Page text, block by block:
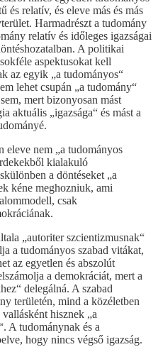
és relatív, és eleve más és más
Harmadrészt a tudomány
relatív és időleges igazságai
A politikai
aspektusokat kell
az egyik „a tudományos“
lehet csupán „a tudomány“
mert bizonyosan mást
aktuális „igazsága“ és mást a
eleve nem „a tudományos
kialakuló
a döntéseket „a
kéne meghozniuk, ami
csak
„autoriter szcientizmusnak“
a tudományos szabad vitákat,
az egyetlen és abszolút
a demokráciát, mert a
delegálná. A szabad
területén, mind a közéletben
hisznek „a
A tudománynak és a
hogy nincs végső igazság.